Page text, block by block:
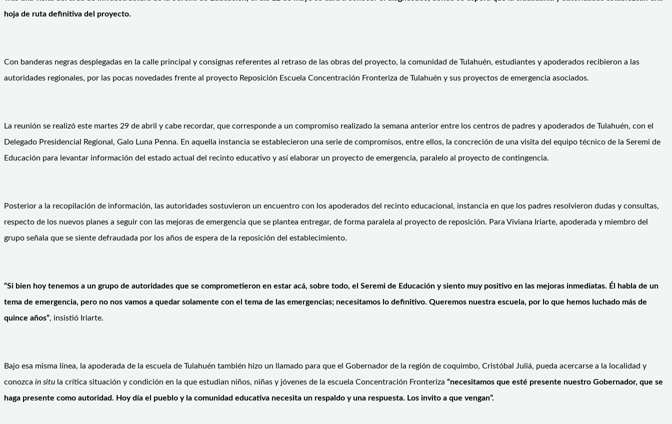
hoja de ruta definitiva del proyecto.
Con banderas negras desplegadas en la calle principal y consignas referentes al retraso de las obras del proyecto, la comunidad de Tulahuén, estudiantes y apoderados recibieron a las
autoridades regionales, por las pocas novedades frente al proyecto Reposición Escuela Concentración Fronteriza de Tulahuén y sus proyectos de emergencia asociados.
La reunión se realizó este martes 29 de abril y cabe recordar, que corresponde a un compromiso realizado la semana anterior entre los centros de padres y apoderados de Tulahuén, con el
Delegado Presidencial Regional, Galo Luna Penna. En aquella instancia se establecieron una serie de compromisos, entre ellos, la concreción de una visita del equipo técnico de la Seremi de
Educación para levantar información del estado actual del recinto educativo y así elaborar un proyecto de emergencia, paralelo al proyecto de contingencia.
Posterior a la recopilación de información, las autoridades sostuvieron un encuentro con los apoderados del recinto educacional, instancia en que los padres resolvieron dudas y consultas,
respecto de los nuevos planes a seguir con las mejoras de emergencia que se plantea entregar, de forma paralela al proyecto de reposición. Para Viviana Iriarte, apoderada y miembro del
grupo señala que se siente defraudada por los años de espera de la reposición del establecimiento.
“Si bien hoy tenemos a un grupo de autoridades que se comprometieron en estar acá, sobre todo, el Seremi de Educación y siento muy positivo en las mejoras inmediatas. Él habla de un
tema de emergencia, pero no nos vamos a quedar solamente con el tema de las emergencias; necesitamos lo definitivo. Queremos nuestra escuela, por lo que hemos luchado más de
quince años”, insistió Iriarte.
Bajo esa misma línea, la apoderada de la escuela de Tulahuén también hizo un llamado para que el Gobernador de la región de coquimbo, Cristóbal Juliá, pueda acercarse a la localidad y
conozca in situ la crítica situación y condición en la que estudian niños, niñas y jóvenes de la escuela Concentración Fronteriza “necesitamos que esté presente nuestro Gobernador, que se
haga presente como autoridad. Hoy día el pueblo y la comunidad educativa necesita un respaldo y una respuesta. Los invito a que vengan”.